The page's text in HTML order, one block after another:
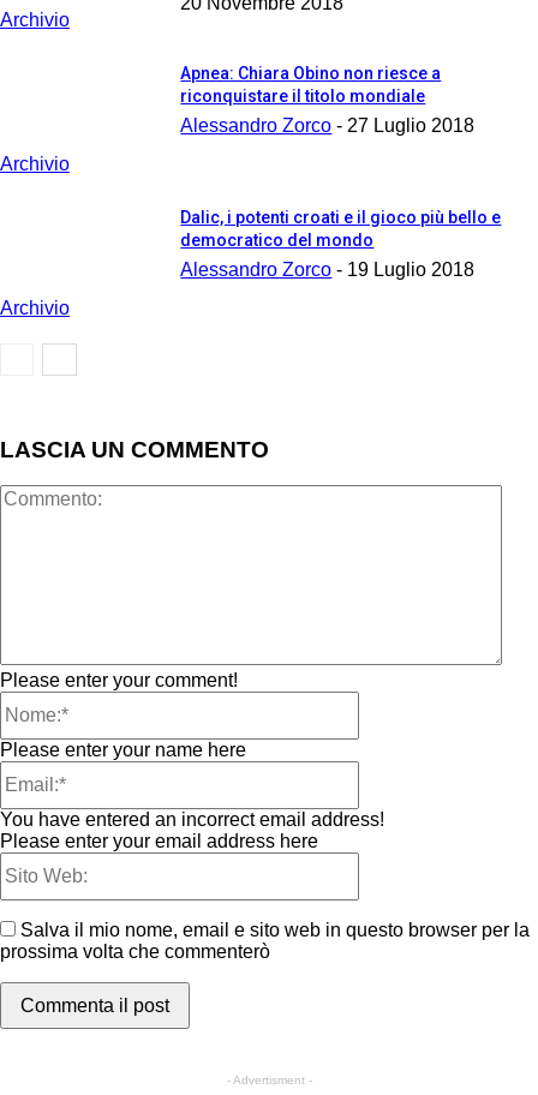
Archivio
Archivio
Apnea: Chiara Obino non riesce a
riconquistare il titolo mondiale
Alessandro Zorco - 27 Luglio 2018
Archivio
Dalic, i potenti croati e il gioco più bello e
democratico del mondo
Alessandro Zorco - 19 Luglio 2018
LASCIA UN COMMENTO
Please enter your comment!
Please enter your name here
You have entered an incorrect email address!
Please enter your email address here
Salva il mio nome, email e sito web in questo browser per la
prossima volta che commenterò
- Advertisment -